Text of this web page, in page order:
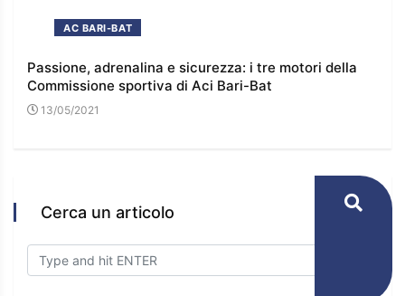
AC BARI-BAT
Passione, adrenalina e sicurezza: i tre motori della
Commissione sportiva di Aci Bari-Bat
13/05/2021
Cerca un articolo